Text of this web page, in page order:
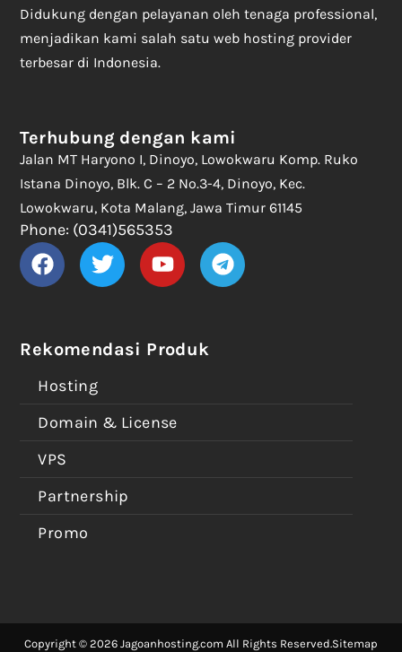
Didukung dengan pelayanan oleh tenaga professional,
menjadikan kami salah satu web hosting provider
terbesar di Indonesia.
Rekomendasi Produk
Hosting
Domain & License
VPS
Partnership
Promo
Terhubung dengan kami
Jalan MT Haryono I, Dinoyo, Lowokwaru Komp. Ruko
Istana Dinoyo, Blk. C – 2 No.3-4, Dinoyo, Kec.
Lowokwaru, Kota Malang, Jawa Timur 61145
Phone: (0341)565353
Copyright © 2026 Jagoanhosting.com All Rights Reserved.Sitemap